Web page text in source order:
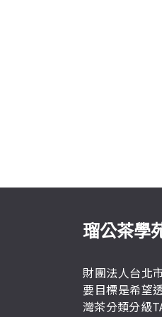
瑠公茶學
財團法人台北
要目標是希望
灣茶分類分級